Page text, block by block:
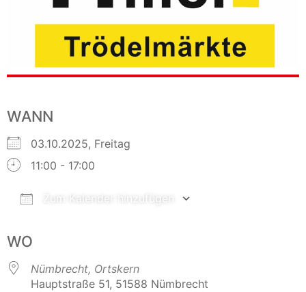
WANN
03.10.2025, Freitag
11:00 - 17:00
Zum Kalender hinzufügen
WO
Nümbrecht, Ortskern
Hauptstraße 51, 51588 Nümbrecht